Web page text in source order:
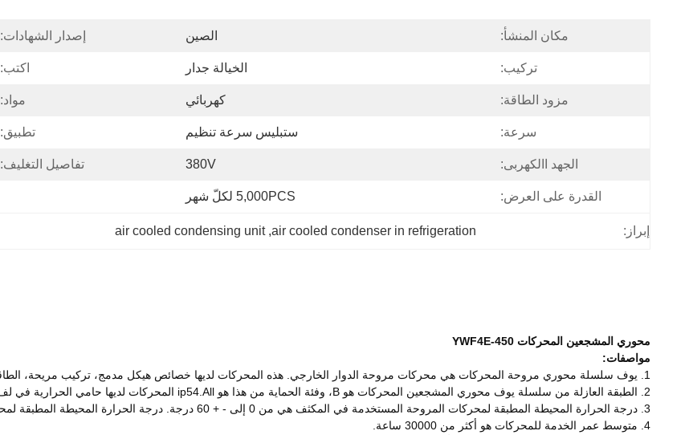
مكان المنشأ: الصين إصدار الشهادات:
تركيب: الخيالة جدار اكتب:
مزود الطاقة: كهربائي مواد:
سرعة: ستبليس سرعة تنظيم تطبيق:
الجهد االكهربى: 380V تفاصيل التغليف:
القدرة على العرض: 5,000PCS لكلّ شهر
إبراز: air cooled condenser in refrigeration
,
air cooled condensing unit
محوري المشجعين المحركات YWF4E-450
مواصفات:
1. يوف سلسلة محوري مروحة المحركات هي محركات مروحة الدوار الخارجي. هذه المحركات لديها خصائص هيكل مدمج، تركيب مريحة، الطاقة كونفيرفاتيون وكفاءة عالية.
2. الطبقة العازلة من سلسلة يوف محوري المشجعين المحركات هو B، وفئة الحماية من هذا هو ip54.All المحركات لديها حامي الحرارية في لف.
3. درجة الحرارة المحيطة المطبقة لمحركات المروحة المستخدمة في المكثف هي من 0 إلى - + 60 درجة. درجة الحرارة المحيطة المطبقة لمحركات المروحة في المبخرات هي -30 إلى 0 درجة.
4. متوسط ​​عمر الخدمة للمحركات هو أكثر من 30000 ساعة.